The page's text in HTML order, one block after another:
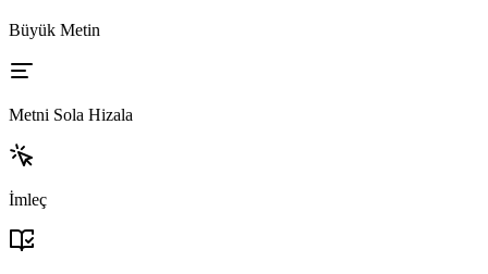
Büyük Metin
Metni Sola Hizala
İmleç